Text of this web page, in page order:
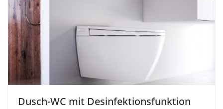
Dusch-WC mit Desinfektionsfunktion